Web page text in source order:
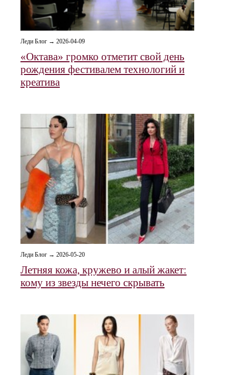
Леди Блог → 2026-04-09
«Октава» громко отметит свой день
рождения фестивалем технологий и
креатива
Леди Блог → 2026-05-20
Летняя кожа, кружево и алый жакет:
кому из звезды нечего скрывать